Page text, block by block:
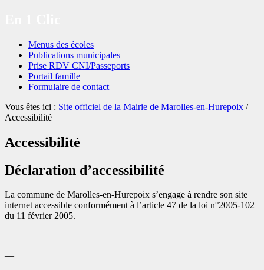
Menus des écoles
Publications municipales
Prise RDV CNI/Passeports
Portail famille
Formulaire de contact
Vous êtes ici : Site officiel de la Mairie de Marolles-en-Hurepoix /
Accessibilité
Accessibilité
Déclaration d’accessibilité
La commune de Marolles-en-Hurepoix s’engage à rendre son site
internet accessible conformément à l’article 47 de la loi n°2005-102
du 11 février 2005.
—